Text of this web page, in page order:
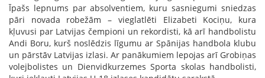
Īpašs lepnums par absolventiem, kuru sasniegumi sniedzas
pāri novada robežām – vieglatlēti Elizabeti Kociņu, kura
kļuvusi par Latvijas čempioni un rekordisti, kā arī handbolistu
Andi Boru, kurš noslēdzis līgumu ar Spānijas handbola klubu
un pārstāv Latvijas izlasi. Ar panākumiem lepojas arī Grobiņas
volejbolistes un Dienvidkurzemes Sporta skolas handbolisti,